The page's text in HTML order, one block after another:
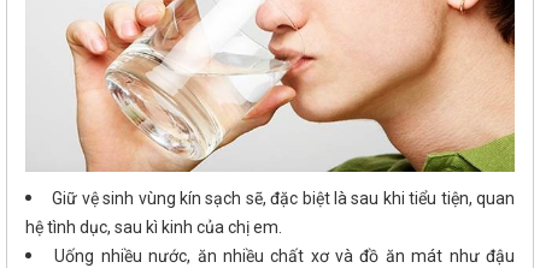
Giữ vệ sinh vùng kín sạch sẽ, đặc biệt là sau khi tiểu tiện, quan
hệ tình dục, sau kì kinh của chị em.
Uống nhiều nước, ăn nhiều chất xơ và đồ ăn mát như đậu